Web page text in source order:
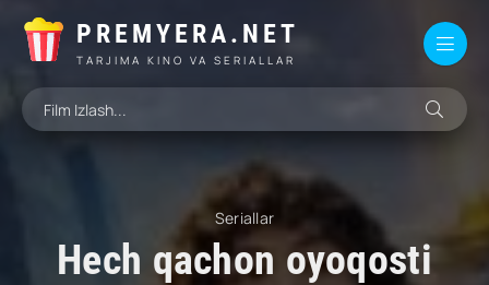
PREMYERA.NET
TARJIMA KINO VA SERIALLAR
Seriallar
Hech qachon oyoqosti